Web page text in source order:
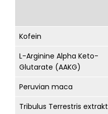
Kofein
L-Arginine Alpha Keto-
Glutarate (AAKG)
Peruvian maca
Tribulus Terrestris extrakt